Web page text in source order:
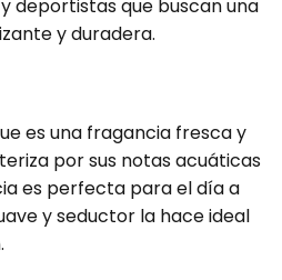
deportistas que buscan una
y duradera.
es una fragancia fresca y
por sus notas acuáticas
es perfecta para el día a
y seductor la hace ideal